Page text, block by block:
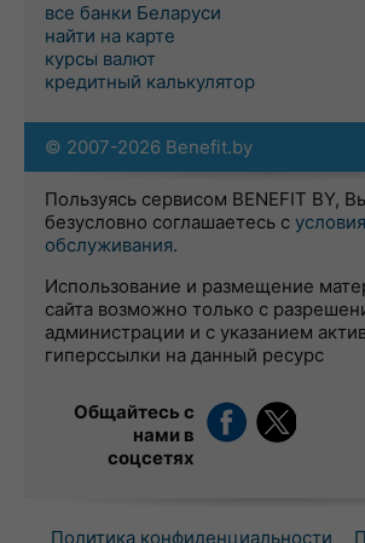
все банки Беларуси
найти на карте
курсы валют
кредитный калькулятор
© 2007-2026 Benefit.by
Пользуясь сервисом BENEFIT BY,
безусловно соглашаетесь с
обслуживания.
Использование и размещение
сайта возможно только с
администрации и с указанием
гиперссылки на данный ресурс
Общайтесь с
нами в
соцсетях
Политика конфиденциальности